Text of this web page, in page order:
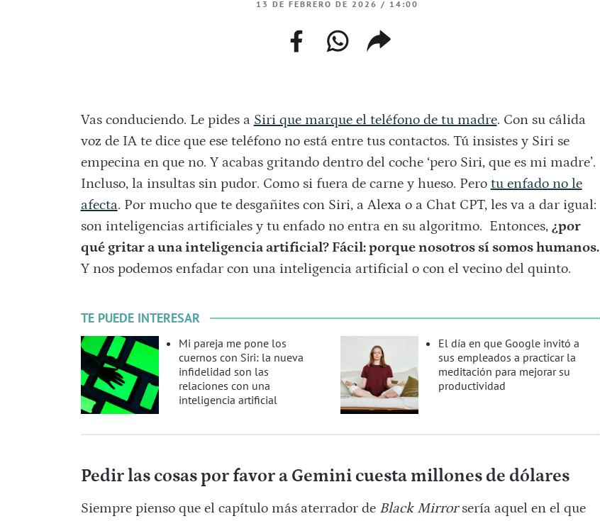
13 DE FEBRERO DE 2026 / 14:00
facebookwhatsapp
web
copiar
enlace
Vas conduciendo. Le pides a Siri que marque el teléfono de tu madre. Con su cálida
voz de IA te dice que ese teléfono no está entre tus contactos. Tú insistes y Siri se
empecina en que no. Y acabas gritando dentro del coche ‘pero Siri, que es mi madre’.
Incluso, la insultas sin pudor. Como si fuera de carne y hueso. Pero tu enfado no le
afecta. Por mucho que te desgañites con Siri, a Alexa o a Chat CPT, les va a dar igual:
son inteligencias artificiales y tu enfado no entra en su algoritmo. Entonces, ¿por
qué gritar a una inteligencia artificial? Fácil: porque nosotros sí somos humanos.
Y nos podemos enfadar con una inteligencia artificial o con el vecino del quinto.
TE PUEDE INTERESAR
Mi pareja me pone los
cuernos con Siri: la nueva
infidelidad son las
relaciones con una
inteligencia artificial
El día en que Google invitó a
sus empleados a practicar la
meditación para mejorar su
productividad
Pedir las cosas por favor a Gemini cuesta millones de dólares
Siempre pienso que el capítulo más aterrador de Black Mirrorsería aquel en el que